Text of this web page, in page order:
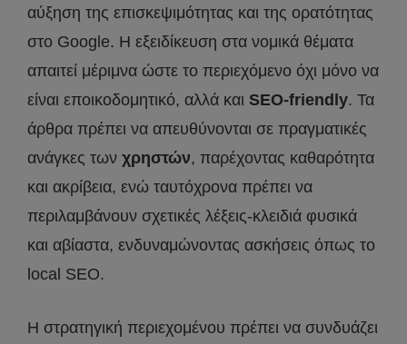
αύξηση της επισκεψιμότητας και της ορατότητας
στο Google. Η εξειδίκευση στα νομικά θέματα
απαιτεί μέριμνα ώστε το περιεχόμενο όχι μόνο να
είναι εποικοδομητικό, αλλά και SEO-friendly. Τα
άρθρα πρέπει να απευθύνονται σε πραγματικές
ανάγκες των χρηστών, παρέχοντας καθαρότητα
και ακρίβεια, ενώ ταυτόχρονα πρέπει να
περιλαμβάνουν σχετικές λέξεις-κλειδιά φυσικά
και αβίαστα, ενδυναμώνοντας ασκήσεις όπως το
local SEO.
Η στρατηγική περιεχομένου πρέπει να συνδυάζει